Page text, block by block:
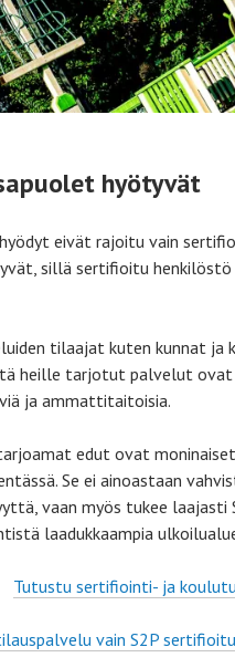
hyötyvät
eivät rajoitu vain
sillä sertifioitu
tilaajat kuten kunnat ja
heille tarjotut palvelut
ja ammattitaitoisia.
edut ovat
Se ei ainoastaan
vaan myös tukee laajasti
laadukkaampia
Tutustu sertifiointi- ja
vain S2P